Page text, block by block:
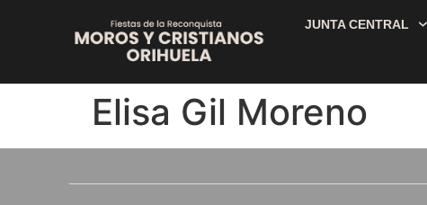
JUNTA CENTRAL
Elisa Gil Moreno